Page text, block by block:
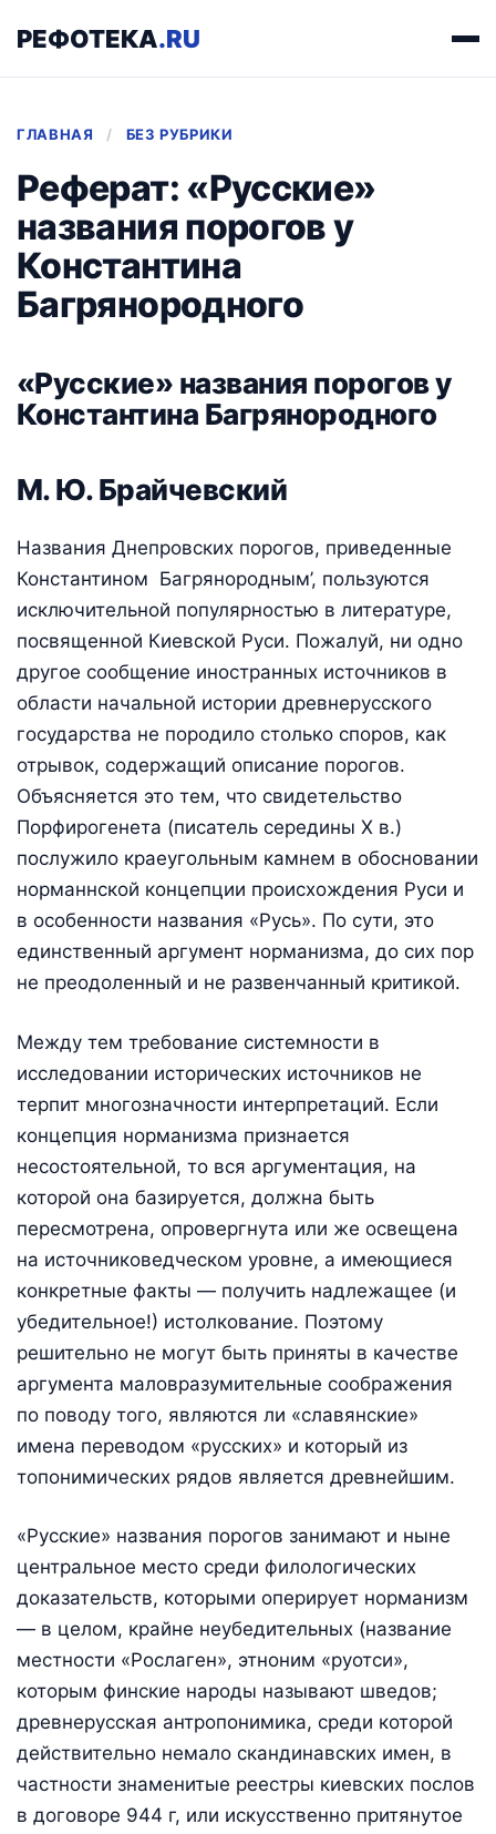
РЕФОТЕКА.RU
ГЛАВНАЯ / БЕЗ РУБРИКИ
Реферат: «Русские»
названия порогов у
Константина
Багрянородного
«Русские» названия порогов у
Константина Багрянородного
М. Ю. Брайчевский
Названия Днепровских порогов, приведенные
Константином Багрянородным’, пользуются
исключительной популярностью в литературе,
посвященной Киевской Руси. Пожалуй, ни одно
другое сообщение иностранных источников в
области начальной истории древнерусского
государства не породило столько споров, как
отрывок, содержащий описание порогов.
Объясняется это тем, что свидетельство
Порфирогенета (писатель середины Х в.)
послужило краеугольным камнем в обосновании
норманнской концепции происхождения Руси и
в особенности названия «Русь». По сути, это
единственный аргумент норманизма, до сих пор
не преодоленный и не развенчанный критикой.
Между тем требование системности в
исследовании исторических источников не
терпит многозначности интерпретаций. Если
концепция норманизма признается
несостоятельной, то вся аргументация, на
которой она базируется, должна быть
пересмотрена, опровергнута или же освещена
на источниковедческом уровне, а имеющиеся
конкретные факты — получить надлежащее (и
убедительное!) истолкование. Поэтому
решительно не могут быть приняты в качестве
аргумента маловразумительные соображения
по поводу того, являются ли «славянские»
имена переводом «русских» и который из
топонимических рядов является древнейшим.
«Русские» названия порогов занимают и ныне
центральное место среди филологических
доказательств, которыми оперирует норманизм
— в целом, крайне неубедительных (название
местности «Рослаген», этноним «руотси»,
которым финские народы называют шведов;
древнерусская антропонимика, среди которой
действительно немало скандинавских имен, в
частности знаменитые реестры киевских послов
в договоре 944 г, или искусственно притянутое